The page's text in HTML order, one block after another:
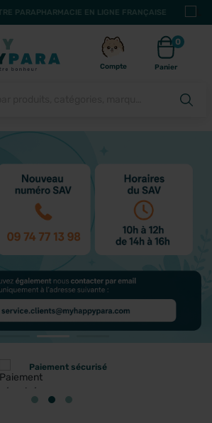
EN LIGNE FRANÇAISE
Compte
0
Panier
paiement sécurisé